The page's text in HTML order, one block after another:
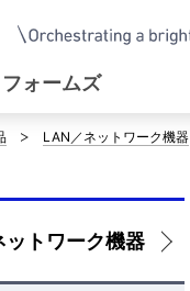
ォームズ
LAN／ネットワーク機器
ットワーク機器